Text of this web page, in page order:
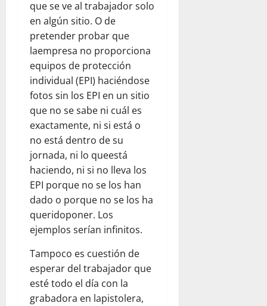
que se ve al trabajador solo
en algún sitio. O de
pretender probar que
laempresa no proporciona
equipos de protección
individual (EPI) haciéndose
fotos sin los EPI en un sitio
que no se sabe ni cuál es
exactamente, ni si está o
no está dentro de su
jornada, ni lo queestá
haciendo, ni si no lleva los
EPI porque no se los han
dado o porque no se los ha
queridoponer. Los
ejemplos serían infinitos.
Tampoco es cuestión de
esperar del trabajador que
esté todo el día con la
grabadora en lapistolera,